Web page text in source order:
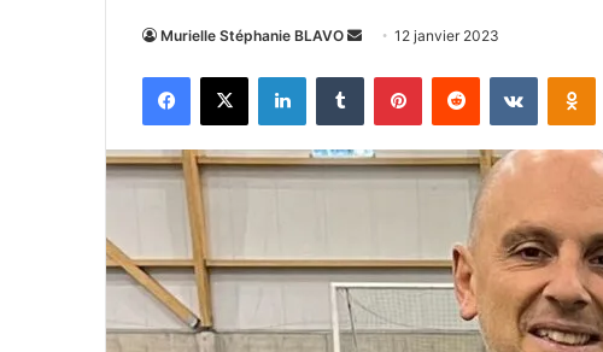
Murielle Stéphanie BLAVO
Envoyer
courriel
12 janvier 2023
Facebook
X LinkedinTumblr PinterestReddit